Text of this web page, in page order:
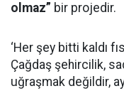
olmaz” bir projedir.
‘Her şey bitti kaldı
Çağdaş şehircilik,
uğraşmak değildir,